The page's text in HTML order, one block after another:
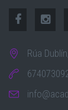
Rúa